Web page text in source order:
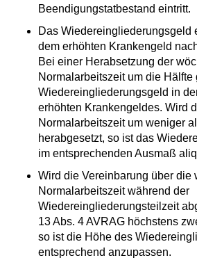
Beendigungstatbestand eintritt.
Das Wiedereingliederungsgeld
dem erhöhten Krankengeld
Bei einer Herabsetzung der
Normalarbeitszeit um die Hälfte
Wiedereingliederungsgeld in
erhöhten Krankengeldes. Wird
Normalarbeitszeit um weniger
herabgesetzt, so ist das
im entsprechenden Ausmaß
Wird die Vereinbarung über die
Normalarbeitszeit während der
Wiedereingliederungsteilzeit
13 Abs. 4 AVRAG höchstens
so ist die Höhe des
entsprechend anzupassen.